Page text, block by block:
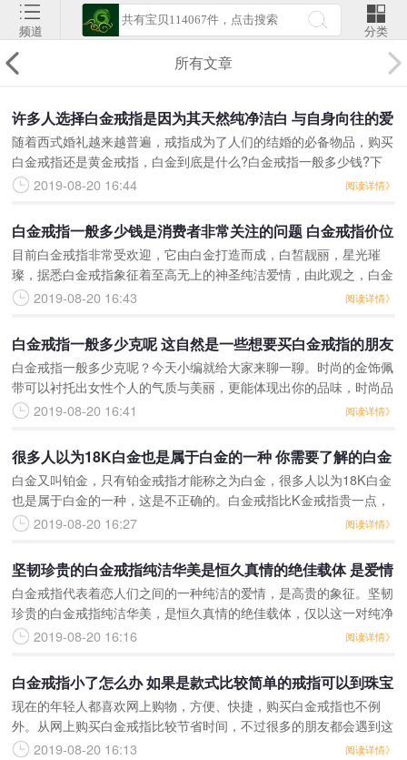
频道 分类
所有文章
许多人选择白金戒指是因为其天然纯净洁白 与自身向往的爱
情相关
随着西式婚礼越来越普遍，戒指成为了人们的结婚的必备物品，购买
白金戒指还是黄金戒指，白金到底是什么?白金戒指一般多少钱?下
面就由戴瑞珠宝小编带大家了解一下。白金戒指一般多少钱?许多人
2019-08-20 16:44 阅读详情》
白金戒指一般多少钱是消费者非常关注的问题 白金戒指价位
较为亲民且样貌小巧华丽
目前白金戒指非常受欢迎，它由白金打造而成，白皙靓丽，星光璀
璨，据悉白金戒指象征着至高无上的神圣纯洁爱情，由此观之，白金
戒指一般多少钱呢？这里面大有深意。白金戒指一般多少钱，是消费
2019-08-20 16:43 阅读详情》
白金戒指一般多少克呢 这自然是一些想要买白金戒指的朋友
最为关心的话题
白金戒指一般多少克呢？今天小编就给大家来聊一聊。时尚的金饰佩
带可以衬托出女性个人的气质与美丽，更能体现出你的品味，时尚品
味并不是天生就有的，而是靠后天的培养。那白金戒指一般多少克才
2019-08-20 16:41 阅读详情》
很多人以为18K白金也是属于白金的一种 你需要了解的白金
戒指选购注意三个要素
白金又叫铂金，只有铂金戒指才能称之为白金，很多人以为18K白金
也是属于白金的一种，这是不正确的。白金戒指比K金戒指贵一点，
但是不用担心褪色，会长久保持原有色泽，这也是大多数人喜欢买白
2019-08-20 16:27 阅读详情》
坚韧珍贵的白金戒指纯洁华美是恒久真情的绝佳载体 是爱情
坚贞的一种信物
白金戒指代表着恋人们之间的一种纯洁的爱情，是高贵的象征。坚韧
珍贵的白金戒指纯洁华美，是恒久真情的绝佳载体，仅以这一对纯净
的指环，把两个恋人的的过去，现在，未来连在一起，是爱情坚贞的
2019-08-20 16:16 阅读详情》
白金戒指小了怎么办 如果是款式比较简单的戒指可以到珠宝
店里改戒圈的大小
现在的年轻人都喜欢网上购物，方便、快捷，购买白金戒指也不例
外。从网上购买白金戒指比较节省时间，不过很多的朋友都会遇到这
样的问题，买来的白金戒指尺寸不合适，白金戒指小了怎么办呢？下
2019-08-20 16:13 阅读详情》